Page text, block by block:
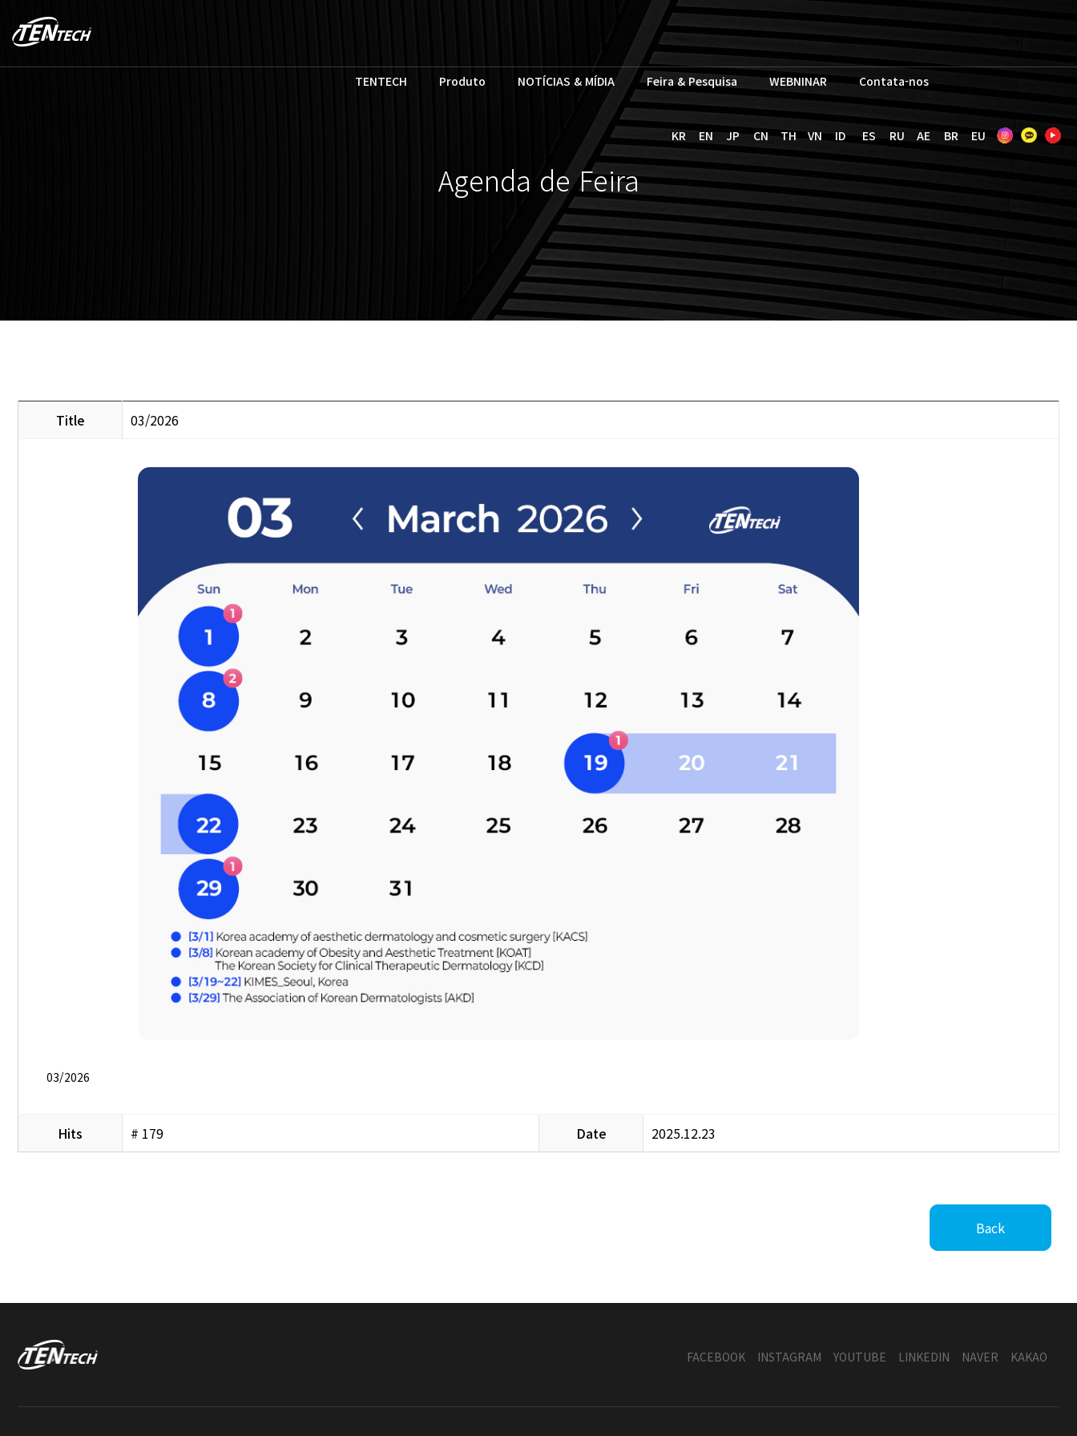
TENTECH Produto NOTÍCIAS & MÍDIA Feira & Pesquisa WEBNINAR Contata-nos
KR EN JP CN TH VN ID ES RU AE BR EU
Agenda de Feira
Title 03/2026
03/2026
Hits # 179 Date 2025.12.23
Back
FACEBOOK INSTAGRAM YOUTUBE LINKEDIN NAVER KAKAO